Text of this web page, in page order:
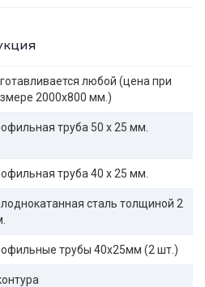
любой (цена при
2000x800 мм.)
труба 50 х 25 мм.
труба 40 х 25 мм.
сталь толщиной 2
трубы 40х25мм (2 шт.)